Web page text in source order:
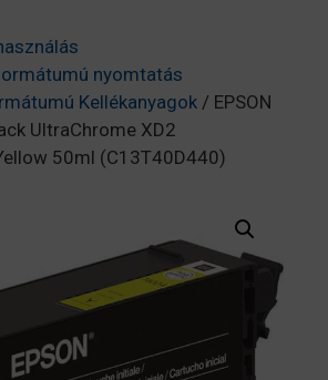
nyomtatás
Kellékanyagok / EPSON
UltraChrome XD2
50ml (C13T40D440)